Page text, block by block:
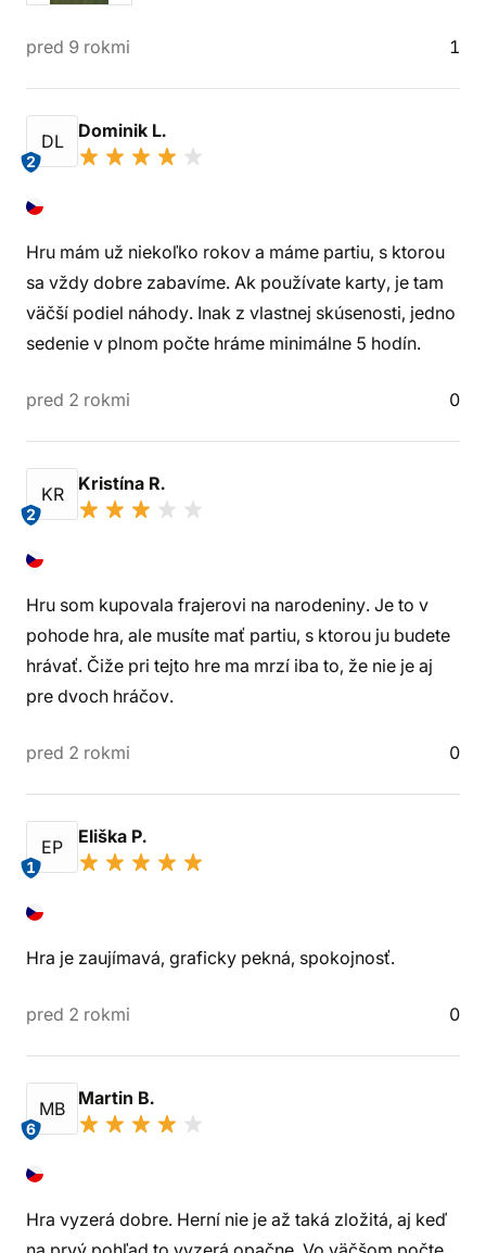
pred 9 rokmi 1
DL
2
Dominik L.
Hru mám už niekoľko rokov a máme partiu, s ktorou
sa vždy dobre zabavíme. Ak používate karty, je tam
väčší podiel náhody. Inak z vlastnej skúsenosti, jedno
sedenie v plnom počte hráme minimálne 5 hodín.
pred 2 rokmi 0
KR
2
Kristína R.
Hru som kupovala frajerovi na narodeniny. Je to v
pohode hra, ale musíte mať partiu, s ktorou ju budete
hrávať. Čiže pri tejto hre ma mrzí iba to, že nie je aj
pre dvoch hráčov.
pred 2 rokmi 0
EP
1
Eliška P.
Hra je zaujímavá, graficky pekná, spokojnosť.
pred 2 rokmi 0
MB
6
Martin B.
Hra vyzerá dobre. Herní nie je až taká zložitá, aj keď